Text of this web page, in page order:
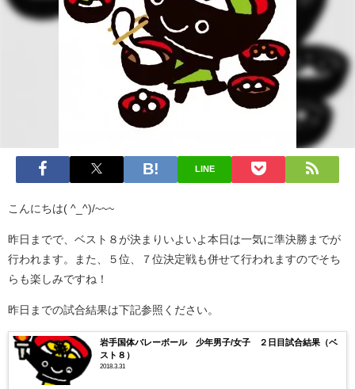
LINE
こんにちは( ^_^)/~~~
昨日までで、ベスト８が決まりいよいよ本日は一気に準決勝までが
行われます。また、５位、７位決定戦も併せて行われますのでそち
らも楽しみですね！
昨日までの試合結果は下記参照ください。
岩手国体バレーボール 少年男子/女子 ２日目試合結果（ベ
スト８）
2018.3.31